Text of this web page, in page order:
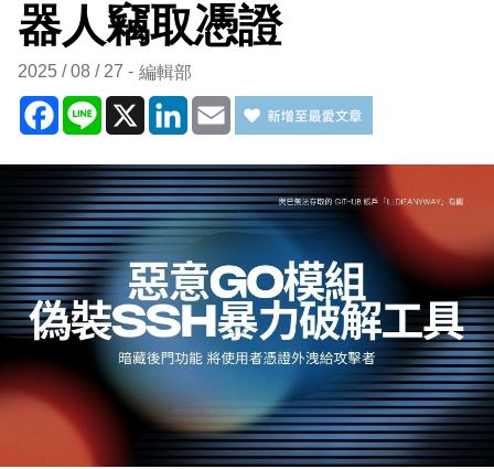
器人竊取憑證
2025 / 08 / 27 編輯部
Facebook
Line X LinkedIn
Email